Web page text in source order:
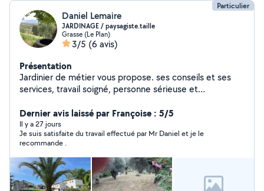
Particulier
Daniel Lemaire
JARDINAGE / paysagiste.taille
Grasse (Le Plan)
3/5 (6 avis)
Présentation
Jardinier de métier vous propose. ses conseils et ses
services, travail soigné, personne sérieuse et
Dernier avis laissé par Françoise : 5/5
Il y a 27 jours
Je suis satisfaite du travail effectué par Mr Daniel et je le
recommande .